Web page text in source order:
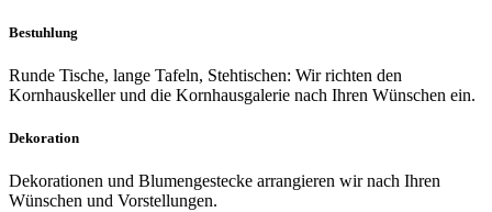
Bestuhlung
Runde Tische, lange Tafeln, Stehtischen: Wir richten den
Kornhauskeller und die Kornhausgalerie nach Ihren Wünschen ein.
Dekoration
Dekorationen und Blumengestecke arrangieren wir nach Ihren
Wünschen und Vorstellungen.